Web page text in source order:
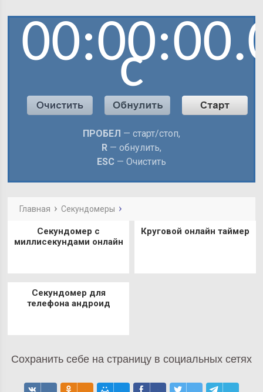
с
ПРОБЕЛ — старт/стоп,
R— обнулить,
ESC— Очистить
Главная Секундомеры
Секундомер с
миллисекундами онлайн
Круговой онлайн таймер
Секундомер для
телефона андроид
Сохранить себе на страницу в социальных сетях